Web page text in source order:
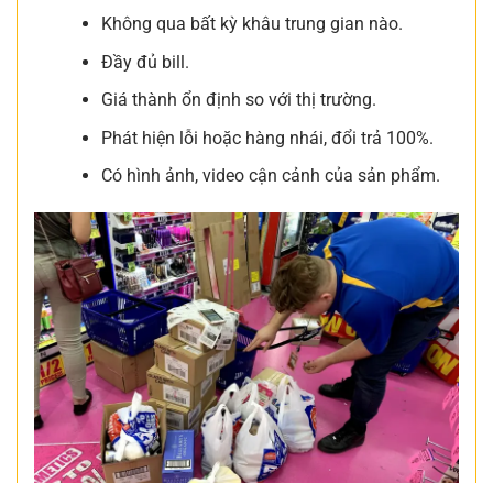
Không qua bất kỳ khâu trung gian nào.
Đầy đủ bill.
Giá thành ổn định so với thị trường.
Phát hiện lỗi hoặc hàng nhái, đổi trả 100%.
Có hình ảnh, video cận cảnh của sản phẩm.